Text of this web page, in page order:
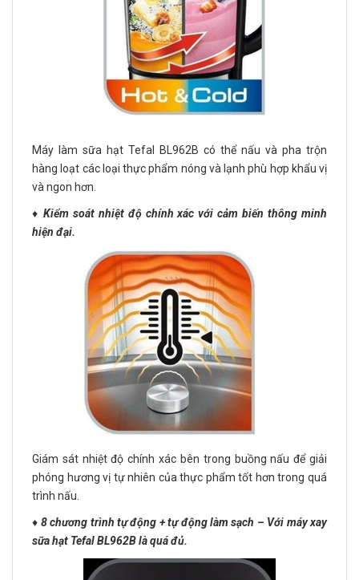
Máy làm sữa hạt Tefal BL962B có thể nấu và pha trộn
hàng loạt các loại thực phẩm nóng và lạnh phù hợp khẩu vị
và ngon hơn.
♦️ Kiểm soát nhiệt độ chính xác với cảm biến thông minh
hiện đại.
Giám sát nhiệt độ chính xác bên trong buồng nấu để giải
phóng hương vị tự nhiên của thực phẩm tốt hơn trong quá
trình nấu.
♦️ 8 chương trình tự động + tự động làm sạch – Với máy xay
sữa hạt Tefal BL962B là quá đủ.